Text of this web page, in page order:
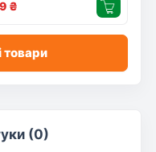
₴
товари
(0)